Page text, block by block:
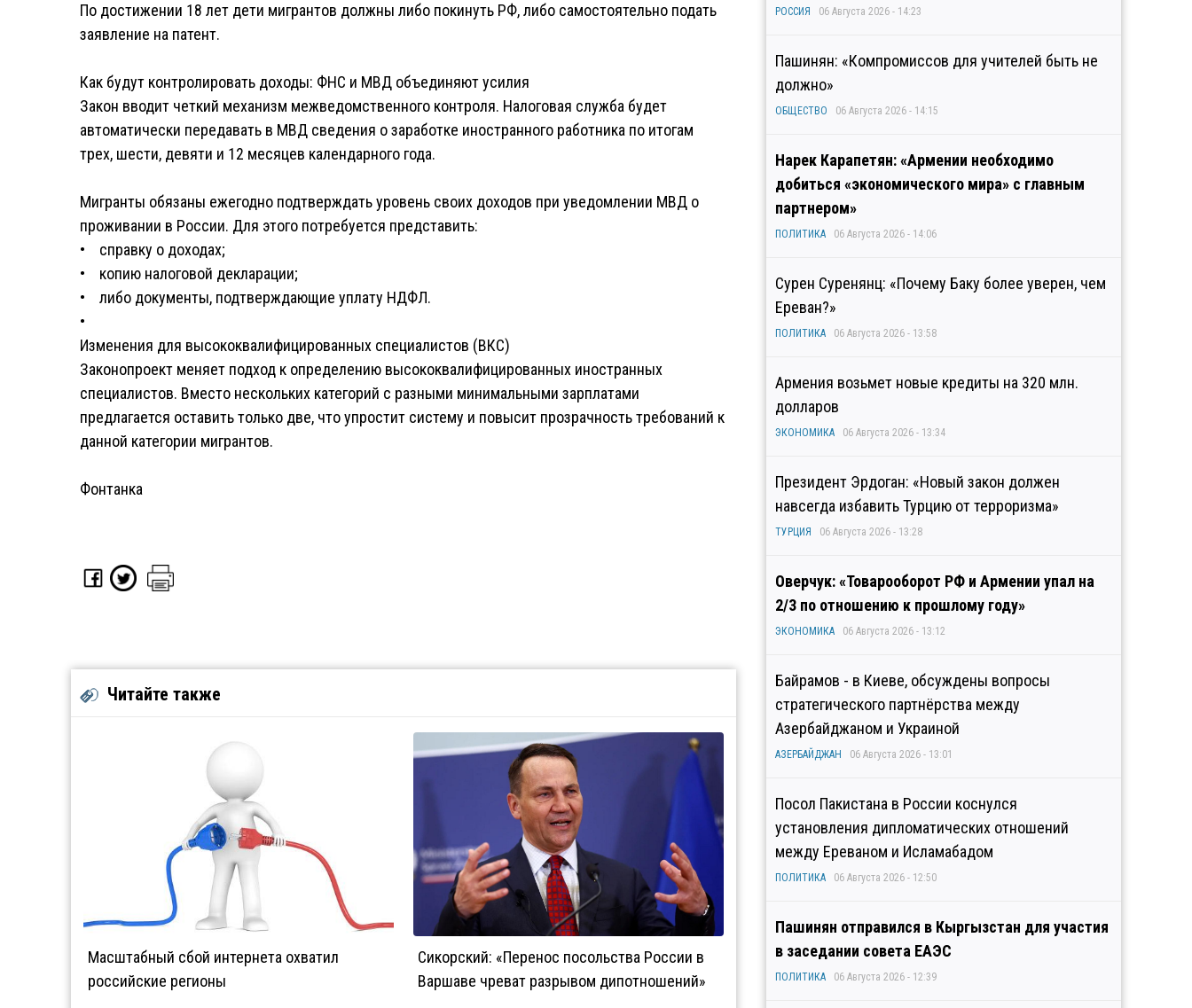
По достижении 18 лет дети мигрантов должны либо покинуть РФ, либо самостоятельно подать
заявление на патент.
Как будут контролировать доходы: ФНС и МВД объединяют усилия
Закон вводит четкий механизм межведомственного контроля. Налоговая служба будет
автоматически передавать в МВД сведения о заработке иностранного работника по итогам
трех, шести, девяти и 12 месяцев календарного года.
Мигранты обязаны ежегодно подтверждать уровень своих доходов при уведомлении МВД о
проживании в России. Для этого потребуется представить:
• справку о доходах;
• копию налоговой декларации;
• либо документы, подтверждающие уплату НДФЛ.
•
Изменения для высококвалифицированных специалистов (ВКС)
Законопроект меняет подход к определению высококвалифицированных иностранных
специалистов. Вместо нескольких категорий с разными минимальными зарплатами
предлагается оставить только две, что упростит систему и повысит прозрачность требований к
данной категории мигрантов.
Фонтанка
Читайте также
Масштабный сбой интернета охватил
российские регионы
Сикорский: «Перенос посольства России в
Варшаве чреват разрывом дипотношений»
РОССИЯ 06 Августа 2026 - 14:23
Пашинян: «Компромиссов для учителей быть не
должно»
ОБЩЕСТВО 06 Августа 2026 - 14:15
Нарек Карапетян: «Армении необходимо
добиться «экономического мира» с главным
партнером»
ПОЛИТИКА 06 Августа 2026 - 14:06
Сурен Суренянц: «Почему Баку более уверен, чем
Ереван?»
ПОЛИТИКА 06 Августа 2026 - 13:58
Армения возьмет новые кредиты на 320 млн.
долларов
ЭКОНОМИКА 06 Августа 2026 - 13:34
Президент Эрдоган: «Новый закон должен
навсегда избавить Турцию от терроризма»
ТУРЦИЯ 06 Августа 2026 - 13:28
Оверчук: «Товарооборот РФ и Армении упал на
2/3 по отношению к прошлому году»
ЭКОНОМИКА 06 Августа 2026 - 13:12
Байрамов - в Киеве, обсуждены вопросы
стратегического партнёрства между
Азербайджаном и Украиной
АЗЕРБАЙДЖАН 06 Августа 2026 - 13:01
Посол Пакистана в России коснулся
установления дипломатических отношений
между Ереваном и Исламабадом
ПОЛИТИКА 06 Августа 2026 - 12:50
Пашинян отправился в Кыргызстан для участия
в заседании совета ЕАЭС
ПОЛИТИКА 06 Августа 2026 - 12:39